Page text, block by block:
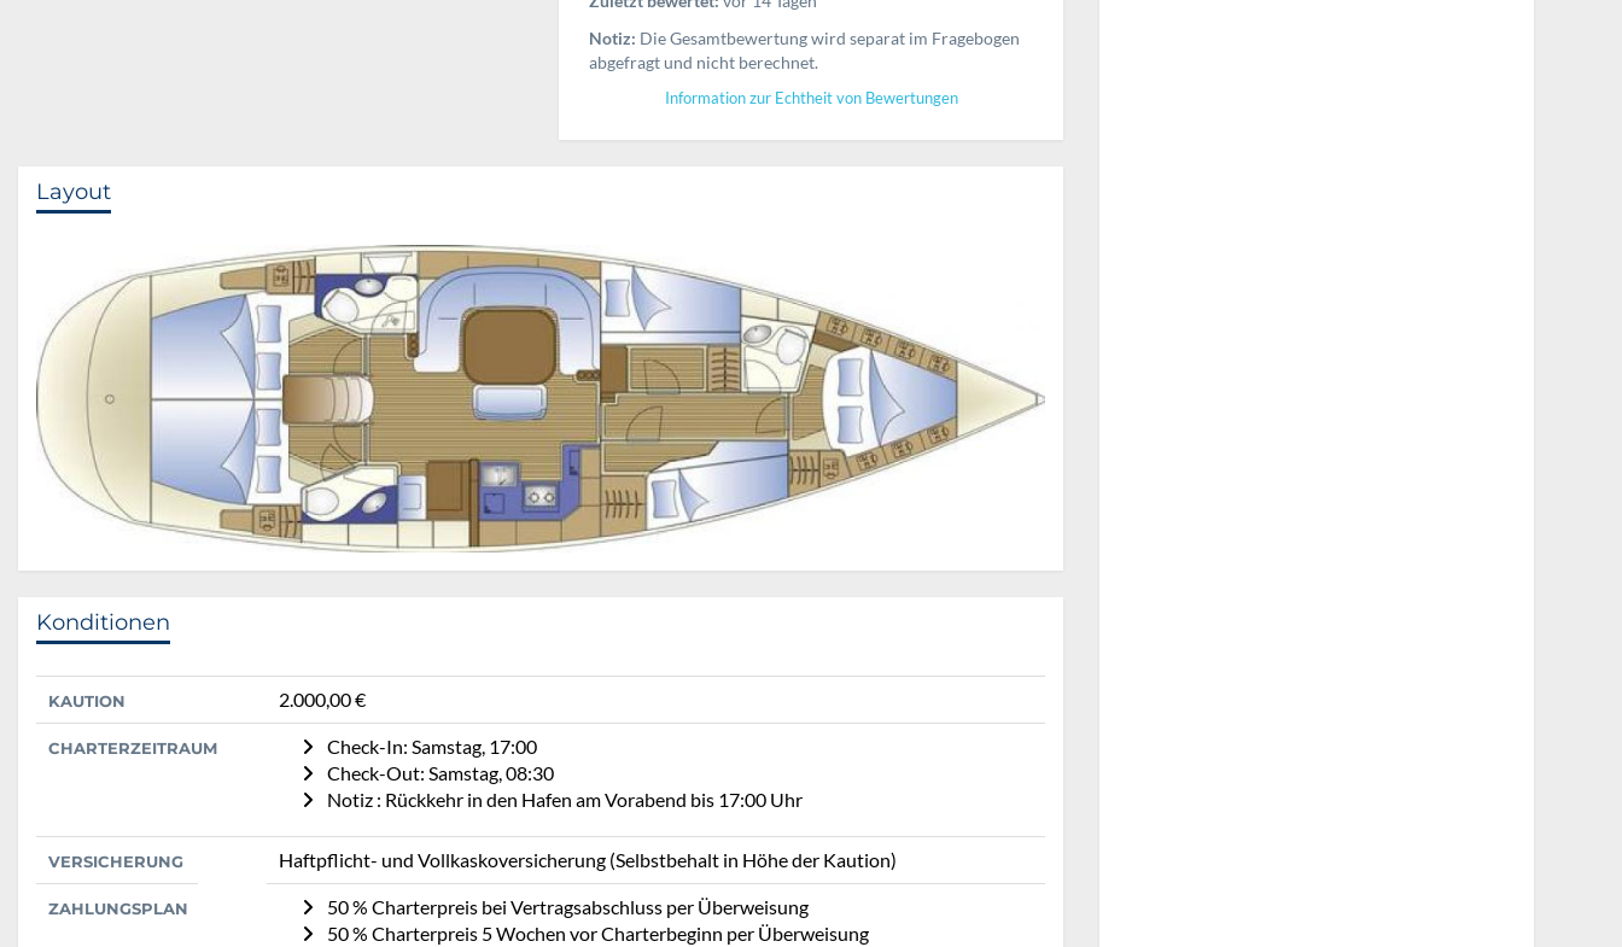
Notiz: Die Gesamtbewertung wird separat im Fragebogen
abgefragt und nicht berechnet.
Information zur Echtheit von Bewertungen
Layout
Konditionen
KAUTION 2.000,00 €
CHARTERZEITRAUM
Check-In: Samstag, 17:00
Check-Out: Samstag, 08:30
Notiz : Rückkehr in den Hafen am Vorabend bis 17:00 Uhr
VERSICHERUNG Haftpflicht- und Vollkaskoversicherung (Selbstbehalt in Höhe der Kaution)
ZAHLUNGSPLAN
50 % Charterpreis bei Vertragsabschluss per Überweisung
50 % Charterpreis 5 Wochen vor Charterbeginn per Überweisung